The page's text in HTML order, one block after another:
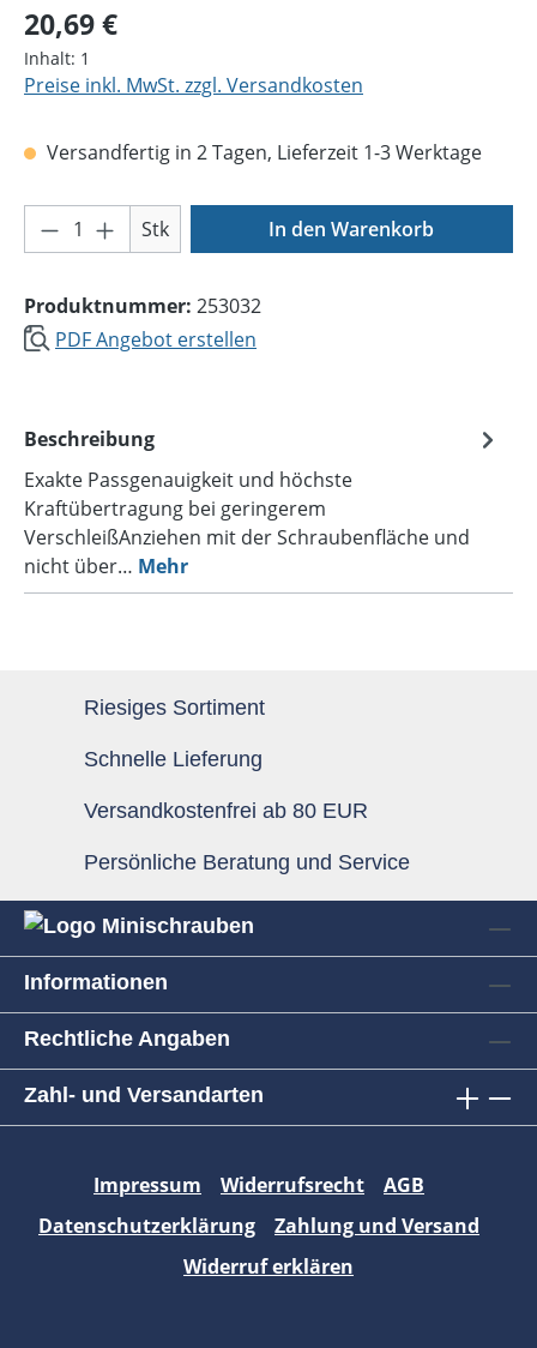
Regulärer Preis:
20,69 €
Inhalt: 1
Preise inkl. MwSt. zzgl. Versandkosten
Versandfertig in 2 Tagen, Lieferzeit 1-3 Werktage
Produkt Anzahl: Gib den gewünschten
Stk In den Warenkorb
Produktnummer: 253032
PDF Angebot erstellen
Beschreibung
Exakte Passgenauigkeit und höchste
Kraftübertragung bei geringerem
VerschleißAnziehen mit der Schraubenfläche und
nicht über… Mehr
Riesiges Sortiment
Schnelle Lieferung
Versandkostenfrei ab 80 EUR
Persönliche Beratung und Service
Informationen
Rechtliche Angaben
Zahl- und Versandarten
Impressum Widerrufsrecht
AGB
Datenschutzerklärung
Zahlung und Versand
Widerruf erklären